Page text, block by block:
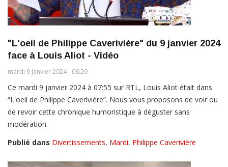
"L'oeil de Philippe Caverivière" du 9 janvier 2024
face à Louis Aliot - Vidéo
mardi 9 janvier 2024 - 08:29
Ce mardi 9 janvier 2024 à 07:55 sur RTL, Louis Aliot était dans
“L'oeil de Philippe Caverivière”. Nous vous proposons de voir ou
de revoir cette chronique humoristique à déguster sans
modération.
Publié dans Divertissements, Mardi, Philippe Caverivière